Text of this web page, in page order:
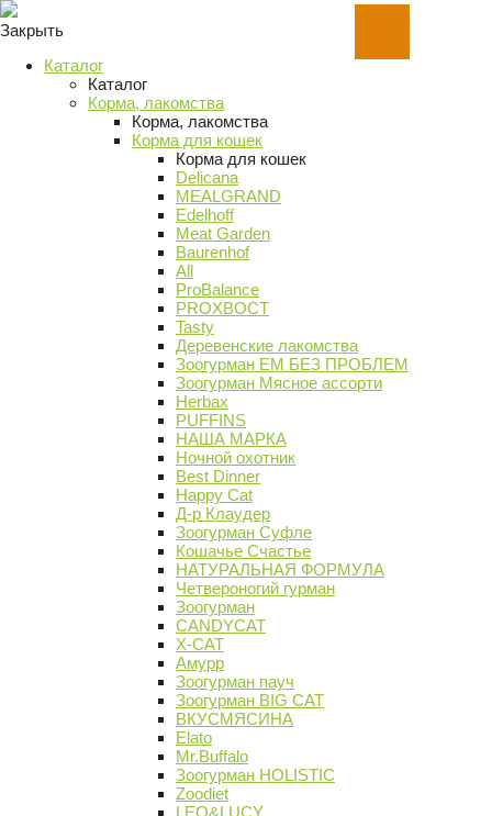
Закрыть
Каталог
Каталог
Корма, лакомства
Корма, лакомства
Корма для кошек
Корма для кошек
Delicana
MEALGRAND
Edelhoff
Meat Garden
Baurenhof
All
ProBalance
PROХВОСТ
Tasty
Деревенские лакомства
Зоогурман ЕМ БЕЗ ПРОБЛЕМ
Зоогурман Мясное ассорти
Herbax
PUFFINS
НАША МАРКА
Ночной охотник
Best Dinner
Happy Cat
Д-р Клаудер
Зоогурман Суфле
Кошачье Счастье
НАТУРАЛЬНАЯ ФОРМУЛА
Четвероногий гурман
Зоогурман
CANDYCAT
X-CAT
Амурр
Зоогурман пауч
Зоогурман BIG CAT
ВКУСМЯСИНА
Elato
Mr.Buffalo
Зоогурман HOLISTIC
Zoodiet
LEO&LUCY